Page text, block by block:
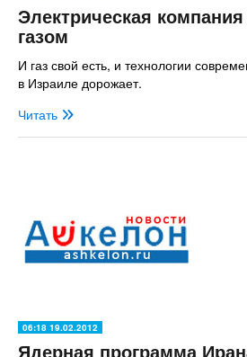
Электрическая компания
газом
И газ свой есть, и технологии
в Израиле дорожает.
Читать
06:18 19.02.2012
Ядерная программа